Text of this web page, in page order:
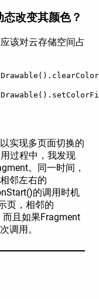
改变其颜色？
该对云存储空间占
实现多页面切换的
过程中，我发现
。同一时间，
邻左右的
的调用时机
页，相邻的
且如果Fragment
调用。